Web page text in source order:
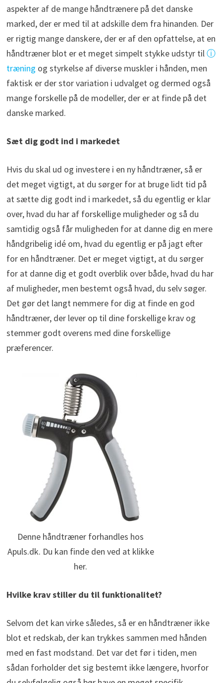
aspekter af de mange håndtrænere på det danske
marked, der er med til at adskille dem fra hinanden. Der
er rigtig mange danskere, der er af den opfattelse, at en
håndtræner blot er et meget simpelt stykke udstyr tilⓘ
træning og styrkelse af diverse muskler i hånden, men
faktisk er der stor variation i udvalget og dermed også
mange forskelle på de modeller, der er at finde på det
danske marked.
Sæt dig godt ind i markedet
Hvis du skal ud og investere i en ny håndtræner, så er
det meget vigtigt, at du sørger for at bruge lidt tid på
at sætte dig godt ind i markedet, så du egentlig er klar
over, hvad du har af forskellige muligheder og så du
samtidig også får muligheden for at danne dig en mere
håndgribelig idé om, hvad du egentlig er på jagt efter
for en håndtræner. Det er meget vigtigt, at du sørger
for at danne dig et godt overblik over både, hvad du har
af muligheder, men bestemt også hvad, du selv søger.
Det gør det langt nemmere for dig at finde en god
håndtræner, der lever op til dine forskellige krav og
stemmer godt overens med dine forskellige
præferencer.
Denne håndtræner forhandles hos
Apuls.dk. Du kan finde den ved at klikke
her.
Hvilke krav stiller du til funktionalitet?
Selvom det kan virke således, så er en håndtræner ikke
blot et redskab, der kan trykkes sammen med hånden
med en fast modstand. Det var det før i tiden, men
sådan forholder det sig bestemt ikke længere, hvorfor